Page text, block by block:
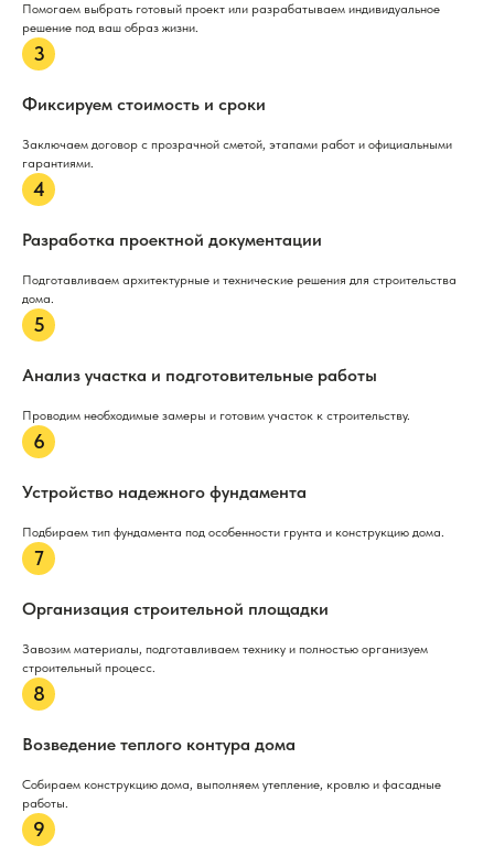
Помогаем выбрать готовый проект или разрабатываем индивидуальное
решение под ваш образ жизни.
Фиксируем стоимость и сроки
Заключаем договор с прозрачной сметой, этапами работ и официальными
гарантиями.
Разработка проектной документации
Подготавливаем архитектурные и технические решения для строительства
дома.
Анализ участка и подготовительные работы
Проводим необходимые замеры и готовим участок к строительству.
Устройство надежного фундамента
Подбираем тип фундамента под особенности грунта и конструкцию дома.
Организация строительной площадки
Завозим материалы, подготавливаем технику и полностью организуем
строительный процесс.
Возведение теплого контура дома
Собираем конструкцию дома, выполняем утепление, кровлю и фасадные
работы.